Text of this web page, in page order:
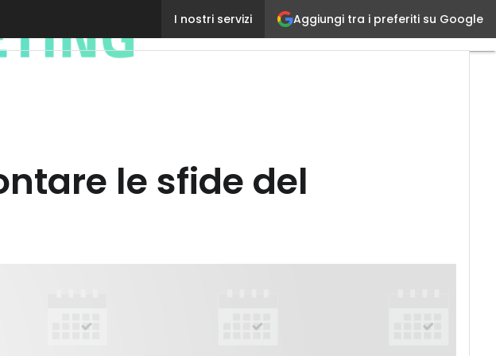
Aggiungi tra i preferiti su Google
I nostri servizi
I “nuovi” sistemi ERP per affrontare le sfide del
le sfide del